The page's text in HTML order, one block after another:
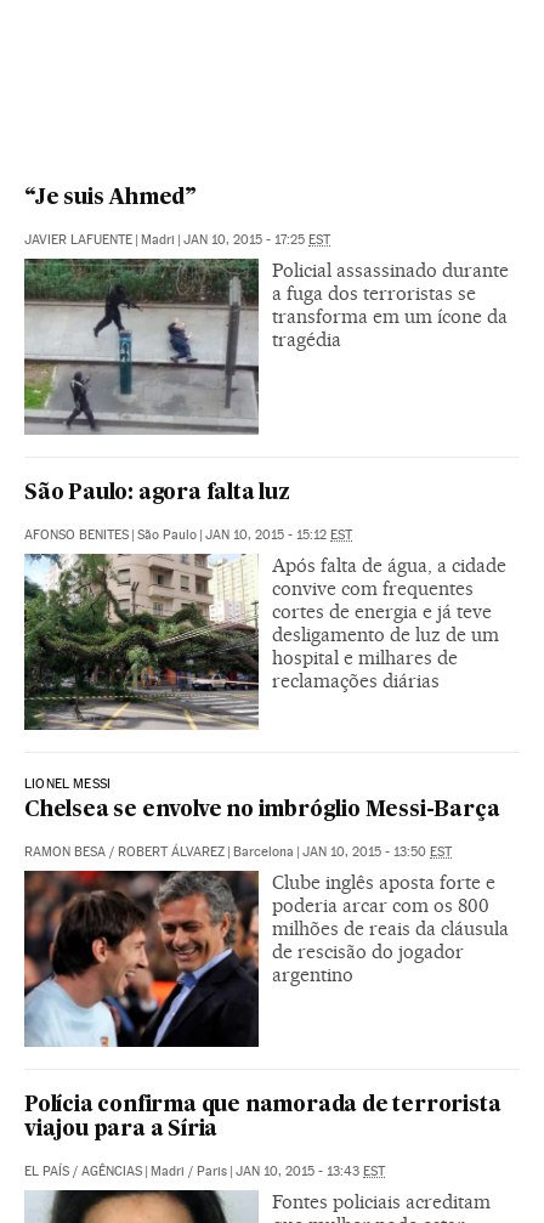
“Je suis Ahmed”
JAVIER LAFUENTE | Madri | JAN 10, 2015 - 17:25 EST
Policial assassinado durante
a fuga dos terroristas se
transforma em um ícone da
tragédia
São Paulo: agora falta luz
AFONSO BENITES | São Paulo | JAN 10, 2015 - 15:12 EST
Após falta de água, a cidade
convive com frequentes
cortes de energia e já teve
desligamento de luz de um
hospital e milhares de
reclamações diárias
LIONEL MESSI
Chelsea se envolve no imbróglio Messi-Barça
RAMON BESA / ROBERT ÁLVAREZ | Barcelona | JAN 10, 2015 - 13:50 EST
Clube inglês aposta forte e
poderia arcar com os 800
milhões de reais da cláusula
de rescisão do jogador
argentino
Polícia confirma que namorada de terrorista
viajou para a Síria
EL PAÍS / AGÊNCIAS | Madri / Paris | JAN 10, 2015 - 13:43 EST
Fontes policiais acreditam